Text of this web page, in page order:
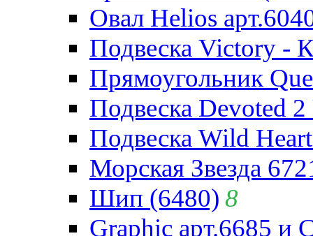
Овал Helios
Подвеска Victory -
Прямоугольник
Подвеска Devoted
Подвеска Wild
Морская Звезда
Шип (6480) 8
Graphic арт.6685 и